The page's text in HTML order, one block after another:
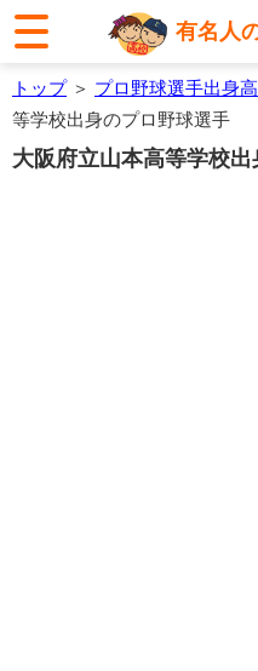
有名人
トップ＞ プロ野球選手出身
等学校出身のプロ野球選手
大阪府立山本高等学校